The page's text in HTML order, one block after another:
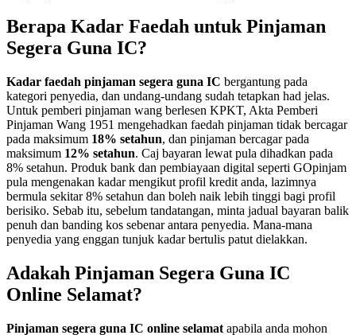
Berapa Kadar Faedah untuk Pinjaman
Segera Guna IC?
Kadar faedah pinjaman segera guna IC bergantung pada
kategori penyedia, dan undang-undang sudah tetapkan had jelas.
Untuk pemberi pinjaman wang berlesen KPKT, Akta Pemberi
Pinjaman Wang 1951 mengehadkan faedah pinjaman tidak bercagar
pada maksimum 18% setahun, dan pinjaman bercagar pada
maksimum 12% setahun. Caj bayaran lewat pula dihadkan pada
8% setahun. Produk bank dan pembiayaan digital seperti GOpinjam
pula mengenakan kadar mengikut profil kredit anda, lazimnya
bermula sekitar 8% setahun dan boleh naik lebih tinggi bagi profil
berisiko. Sebab itu, sebelum tandatangan, minta jadual bayaran balik
penuh dan banding kos sebenar antara penyedia. Mana-mana
penyedia yang enggan tunjuk kadar bertulis patut dielakkan.
Adakah Pinjaman Segera Guna IC
Online Selamat?
Pinjaman segera guna IC online selamat apabila anda mohon